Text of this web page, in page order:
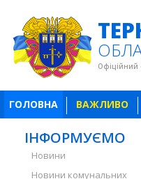
Офіційний
ГОЛОВНА ВАЖЛИВО
ІНФОРМУЄМО
Новини
Новини комунальних